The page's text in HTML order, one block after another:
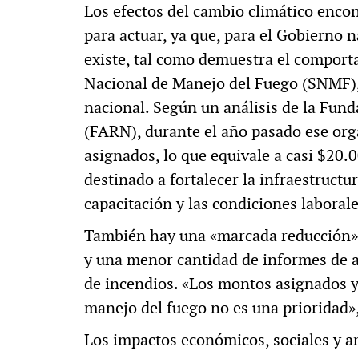
Los efectos del cambio climático
para actuar, ya que, para el Gobierno
existe, tal como demuestra el
Nacional de Manejo del Fuego
nacional. Según un análisis de la
(FARN), durante el año pasado ese
asignados, lo que equivale a casi
destinado a fortalecer la
capacitación y las condiciones
También hay una «marcada
y una menor cantidad de informes de
de incendios. «Los montos
manejo del fuego no es una
Los impactos económicos, sociales y